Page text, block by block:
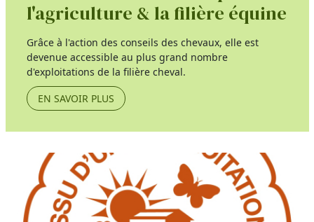
l'agriculture & la filière équine
Grâce à l'action des conseils des chevaux, elle est
devenue accessible au plus grand nombre
d'exploitations de la filière cheval.
EN SAVOIR PLUS